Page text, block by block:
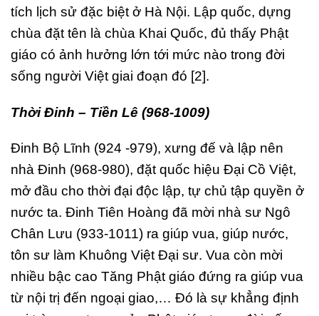
tích lịch sử đặc biệt ở Hà Nội. Lập quốc, dựng
chùa đặt tên là chùa Khai Quốc, đủ thấy Phật
giáo có ảnh hưởng lớn tới mức nào trong đời
sống người Việt giai đoạn đó [2].
Thời Đinh – Tiền Lê (968-1009)
Đinh Bộ Lĩnh (924 -979), xưng đế và lập nên
nhà Đinh (968-980), đặt quốc hiệu Đại Cồ Việt,
mở đầu cho thời đại độc lập, tự chủ tập quyền ở
nước ta. Đinh Tiên Hoàng đã mời nhà sư Ngô
Chân Lưu (933-1011) ra giúp vua, giúp nước,
tôn sư làm Khuông Việt Đại sư. Vua còn mời
nhiều bậc cao Tăng Phật giáo đứng ra giúp vua
từ nội trị đến ngoại giao,… Đó là sự khẳng định